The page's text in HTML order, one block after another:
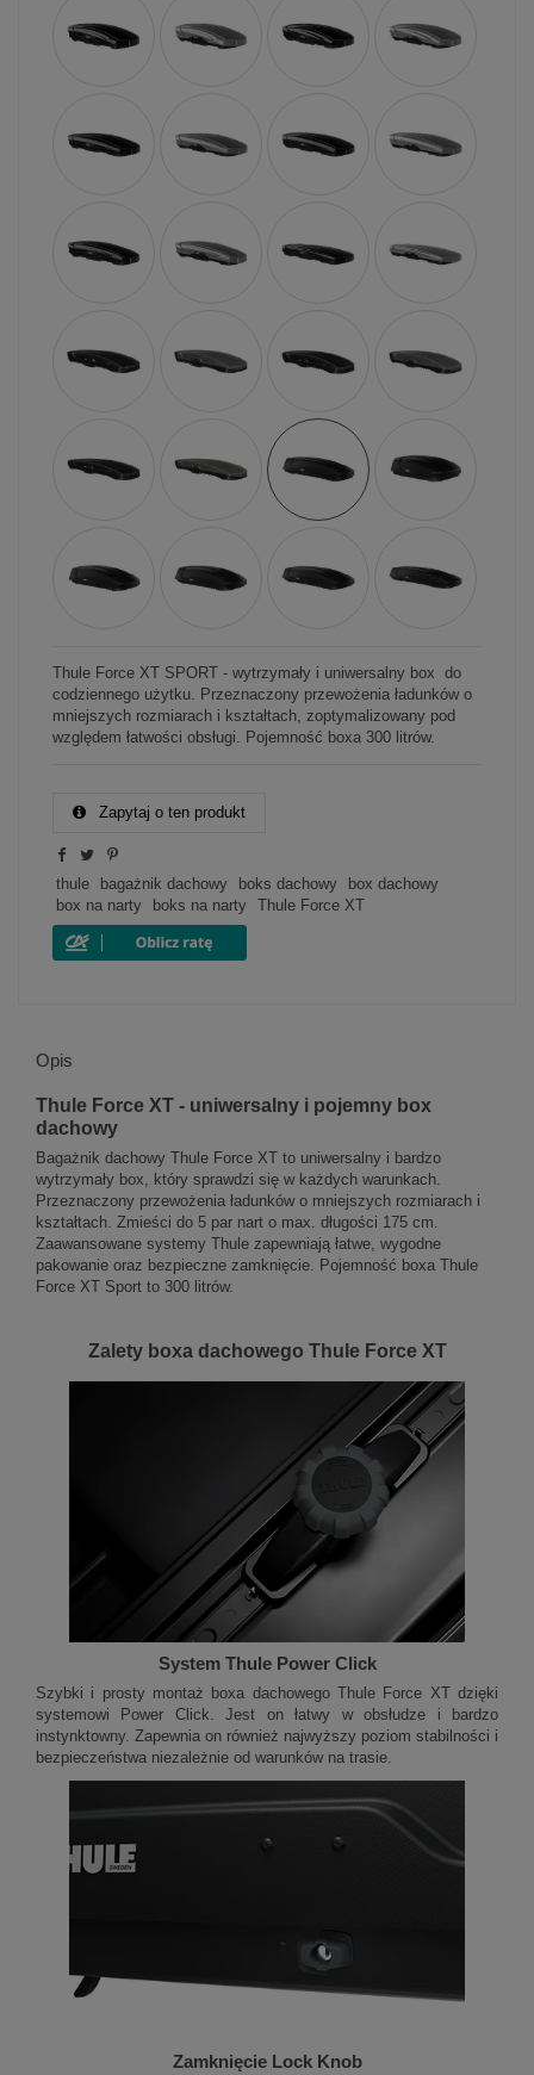
Thule Force XT SPORT - wytrzymały i uniwersalny box do
codziennego użytku. Przeznaczony przewożenia ładunków o
mniejszych rozmiarach i kształtach, zoptymalizowany pod
względem łatwości obsługi. Pojemność boxa 300 litrów.
Zapytaj o ten produkt
thule bagażnik dachowy boks dachowy
box dachowy
box na narty
boks na narty Thule Force XT
Opis
Thule Force XT - uniwersalny i pojemny box
dachowy
Bagażnik dachowy Thule Force XT to uniwersalny i bardzo
wytrzymały box, który sprawdzi się w każdych warunkach.
Przeznaczony przewożenia ładunków o mniejszych rozmiarach i
kształtach. Zmieści do 5 par nart o max. długości 175 cm.
Zaawansowane systemy Thule zapewniają łatwe, wygodne
pakowanie oraz bezpieczne zamknięcie. Pojemność boxa Thule
Force XT Sport to 300 litrów.
Zalety boxa dachowego Thule Force XT
System Thule Power Click
Szybki i prosty montaż boxa dachowego Thule Force XT dzięki
systemowi Power Click. Jest on łatwy w obsłudze i bardzo
instynktowny. Zapewnia on również najwyższy poziom stabilności i
bezpieczeństwa niezależnie od warunków na trasie.
Zamknięcie Lock Knob